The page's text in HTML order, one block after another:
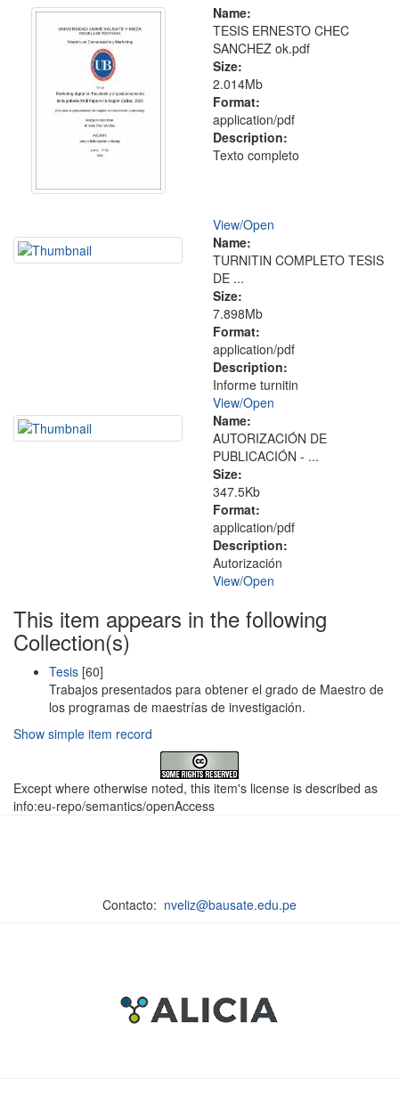
Name:
TESIS ERNESTO CHEC
SANCHEZ ok.pdf
Size:
2.014Mb
Format:
application/pdf
Description:
Texto completo
View/Open
Name:
TURNITIN COMPLETO TESIS
DE ...
Size:
7.898Mb
Format:
application/pdf
Description:
Informe turnitin
View/Open
Name:
AUTORIZACIÓN DE
PUBLICACIÓN - ...
Size:
347.5Kb
Format:
application/pdf
Description:
Autorización
View/Open
This item appears in the following
Collection(s)
Tesis [60]
Trabajos presentados para obtener el grado de Maestro de
los programas de maestrías de investigación.
Show simple item record
Except where otherwise noted, this item's license is described as
info:eu-repo/semantics/openAccess
Contacto: nveliz@bausate.edu.pe